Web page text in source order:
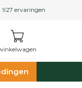
927 ervaringen